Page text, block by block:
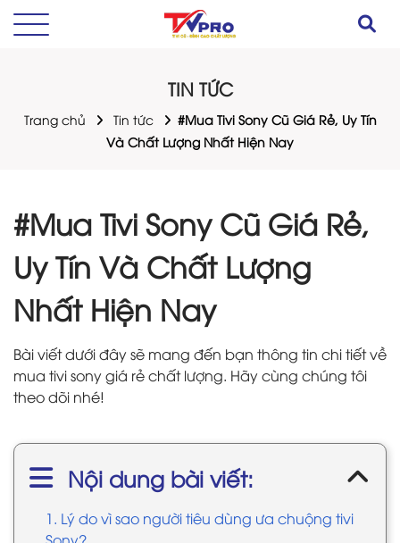
TIN TỨC
Trang chủ Tin tức
#Mua Tivi Sony Cũ Giá Rẻ, Uy Tín
Và Chất Lượng Nhất Hiện Nay
#Mua Tivi Sony Cũ Giá Rẻ,
Uy Tín Và Chất Lượng
Nhất Hiện Nay
Bài viết dưới đây sẽ mang đến bạn thông tin chi tiết về
mua tivi sony giá rẻ chất lượng. Hãy cùng chúng tôi
theo dõi nhé!
Nội dung bài viết:
1. Lý do vì sao người tiêu dùng ưa chuộng tivi